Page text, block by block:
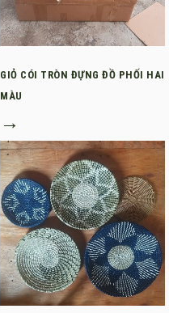
GIỎ CÓI TRÒN ĐỰNG ĐỒ PHỐI HAI
MÀU
→